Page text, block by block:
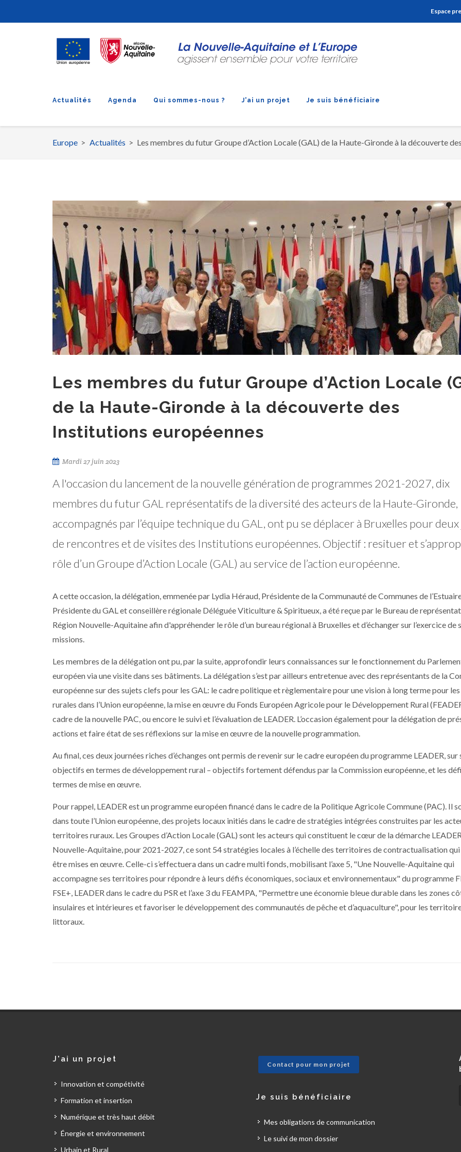
Espace
Actualités Agenda Qui sommes-nous ? J'ai un projet Je suis bénéficiaire
Fil
Europe Actualités Les membres du futur Groupe d’Action Locale (GAL) de la Haute-Gironde à la découverte
Les membres du futur Groupe d’Action Locale
de la Haute-Gironde à la découverte des
Institutions européennes
Mardi 27 juin 2023
A l'occasion du lancement de la nouvelle génération de programmes 2021-2027, dix
membres du futur GAL représentatifs de la diversité des acteurs de la Haute-Gironde,
accompagnés par l’équipe technique du GAL, ont pu se déplacer à Bruxelles pour
de rencontres et de visites des Institutions européennes. Objectif : resituer et
rôle d’un Groupe d’Action Locale (GAL) au service de l’action européenne.
A cette occasion, la délégation, emmenée par Lydia Héraud, Présidente de la Communauté de Communes de
Présidente du GAL et conseillère régionale Déléguée Viticulture & Spiritueux, a été reçue par le Bureau de
Région Nouvelle-Aquitaine afin d'appréhender le rôle d’un bureau régional à Bruxelles et d’échanger sur l’exercice de
missions.
Les membres de la délégation ont pu, par la suite, approfondir leurs connaissances sur le fonctionnement du
européen via une visite dans ses bâtiments. La délégation s’est par ailleurs entretenue avec des représentants de la
européenne sur des sujets clefs pour les GAL: le cadre politique et règlementaire pour une vision à long terme pour
rurales dans l’Union européenne, la mise en œuvre du Fonds Européen Agricole pour le Développement Rural
cadre de la nouvelle PAC, ou encore le suivi et l’évaluation de LEADER. L’occasion également pour la délégation de
actions et faire état de ses réflexions sur la mise en œuvre de la nouvelle programmation.
Au final, ces deux journées riches d’échanges ont permis de revenir sur le cadre européen du programme LEADER, sur
objectifs en termes de développement rural – objectifs fortement défendus par la Commission européenne, et les
termes de mise en œuvre.
Pour rappel, LEADER est un programme européen financé dans le cadre de la Politique Agricole Commune (PAC). Il
dans toute l’Union européenne, des projets locaux initiés dans le cadre de stratégies intégrées construites par les
territoires ruraux. Les Groupes d’Action Locale (GAL) sont les acteurs qui constituent le cœur de la démarche
Nouvelle-Aquitaine, pour 2021-2027, ce sont 54 stratégies locales à l’échelle des territoires de contractualisation
être mises en œuvre. Celle-ci s’effectuera dans un cadre multi fonds, mobilisant l’axe 5, "Une Nouvelle-Aquitaine qui
accompagne ses territoires pour répondre à leurs défis économiques, sociaux et environnementaux" du programme
FSE+, LEADER dans le cadre du PSR et l’axe 3 du FEAMPA, "Permettre une économie bleue durable dans les zones
insulaires et intérieures et favoriser le développement des communautés de pêche et d’aquaculture", pour les
littoraux.
J'ai un projet
Innovation et compétivité
Formation et insertion
Numérique et très haut débit
Énergie et environnement
Urbain et Rural
Contact pour mon projet
Je suis bénéficiaire
Mes obligations de communication
Le suivi de mon dossier